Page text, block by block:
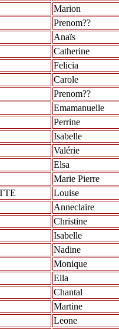
Marion
Prenom??
Anaïs
Catherine
Felicia
Carole
Prenom??
Emamanuelle
Perrine
Isabelle
Valérie
Elsa
Marie Pierre
Louise
Anneclaire
Christine
Isabelle
Nadine
Monique
Ella
Chantal
Martine
Leone